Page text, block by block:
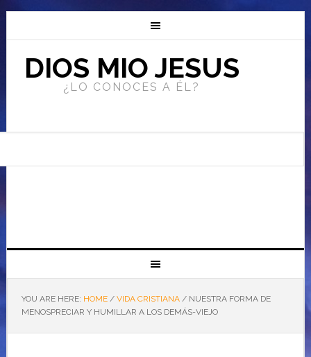
DIOS MIO JESUS
¿LO CONOCES A ÉL?
YOU ARE HERE: HOME / VIDA CRISTIANA /NUESTRA FORMA DE
MENOSPRECIAR Y HUMILLAR A LOS DEMÁS-VIEJO